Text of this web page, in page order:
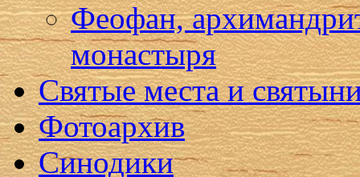
Феофан,
монастыря
Святые места и
Фотоархив
Синодики